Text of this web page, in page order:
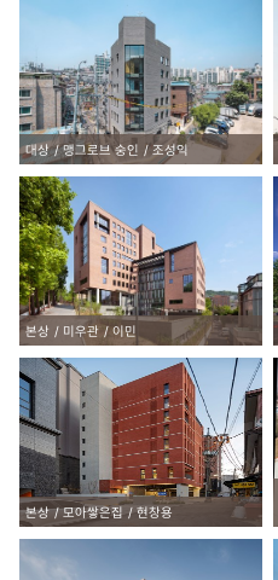
대상 맹그로브 숭인 조성익
본상 미우관 이민
본상 모아쌓은집 현창용